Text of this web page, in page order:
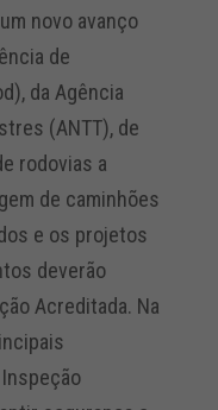
novo avanço
de
da Agência
(ANTT), de
rodovias a
de caminhões
e os projetos
deverão
Acreditada. Na